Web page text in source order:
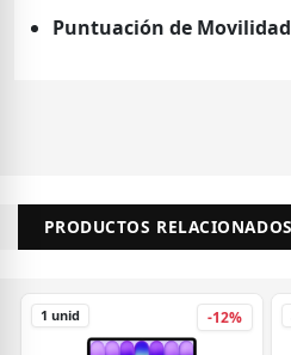
Puntuación de
PRODUCTOS RELACIONADOS
-12%
1 unid